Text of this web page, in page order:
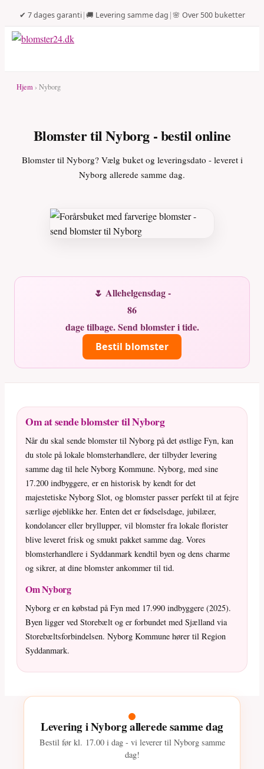
✔ 7 dages garanti|🚚 Levering samme dag |🌸 Over 500 buketter
Hjem › Nyborg
Blomster til Nyborg - bestil online
Blomster til Nyborg? Vælg buket og leveringsdato - leveret i
Nyborg allerede samme dag.
🌷 Allehelgensdag -
86
dage tilbage. Send blomster i tide.
Bestil blomster
Om at sende blomster til Nyborg
Når du skal sende blomster til Nyborg på det østlige Fyn, kan
du stole på lokale blomsterhandlere, der tilbyder levering
samme dag til hele Nyborg Kommune. Nyborg, med sine
17.200 indbyggere, er en historisk by kendt for det
majestetiske Nyborg Slot, og blomster passer perfekt til at fejre
særlige øjeblikke her. Enten det er fødselsdage, jubilæer,
kondolancer eller bryllupper, vil blomster fra lokale florister
blive leveret frisk og smukt pakket samme dag. Vores
blomsterhandlere i Syddanmark kendtil byen og dens charme
og sikrer, at dine blomster ankommer til tid.
Om Nyborg
Nyborg er en købstad på Fyn med 17.990 indbyggere (2025).
Byen ligger ved Storebælt og er forbundet med Sjælland via
Storebæltsforbindelsen. Nyborg Kommune hører til Region
Syddanmark.
Levering i Nyborg allerede samme dag
Bestil før kl. 17.00i dag - vi leverer til Nyborg samme
dag!